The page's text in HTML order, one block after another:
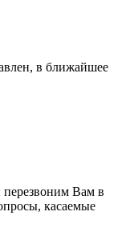
в ближайшее
перезвоним Вам в
касаемые